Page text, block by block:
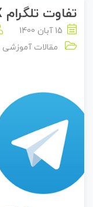
تفاوت تلگرام X با تلگرام اصلی ?
15 آبان 1400
مقالات آموزشی